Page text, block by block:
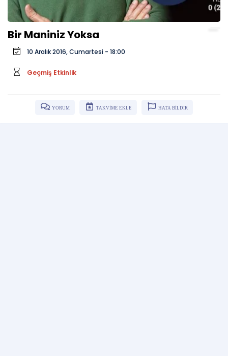
Bir Maniniz Yoksa
10 Aralık 2016, Cumartesi - 18:00
Geçmiş Etkinlik
YORUM TAKVİME EKLE HATA BİLDİR